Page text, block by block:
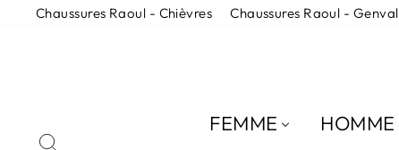
PasserChaussures Raoul - Chièvres Chaussures Raoul - Genval
FEMME
HOMME